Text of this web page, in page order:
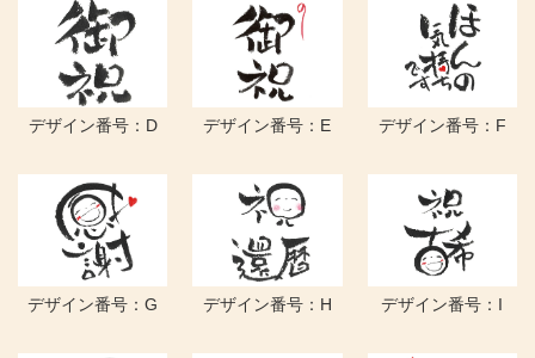
デザイン番号：D デザイン番号：E デザイン番号：F
デザイン番号：G デザイン番号：H デザイン番号：I